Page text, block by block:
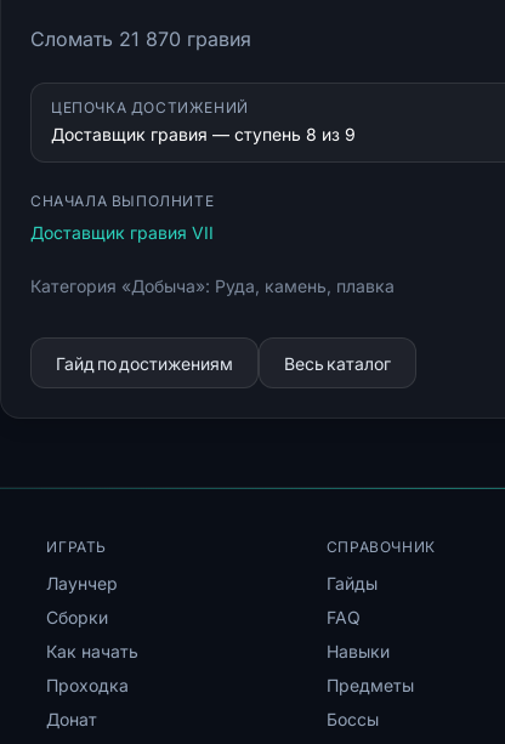
Сломать 21 870 гравия
ЦЕПОЧКА ДОСТИЖЕНИЙ
Доставщик гравия — ступень 8 из 9
СНАЧАЛА ВЫПОЛНИТЕ
Доставщик гравия VII
Категория «Добыча»: Руда, камень, плавка
Гайд по достижениям Весь каталог
ИГРАТЬ
Лаунчер
Сборки
Как начать
Проходка
Донат
СПРАВОЧНИК
Гайды
FAQ
Навыки
Предметы
Боссы